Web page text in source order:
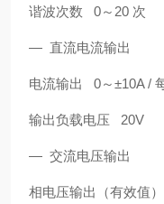
谐波次数 0～20 次
— 直流电流输出
电流输出 0～±10A /
输出负载电压 20V
— 交流电压输出
相电压输出（有效